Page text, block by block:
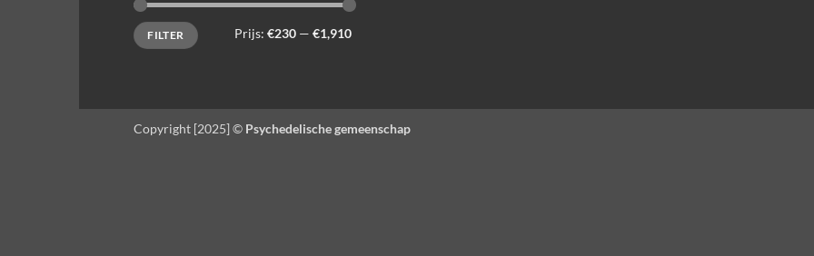
Min.
prijs
Max.
prijsFILTER Prijs: €230 — €1,910
Copyright [2025] © Psychedelische gemeenschap